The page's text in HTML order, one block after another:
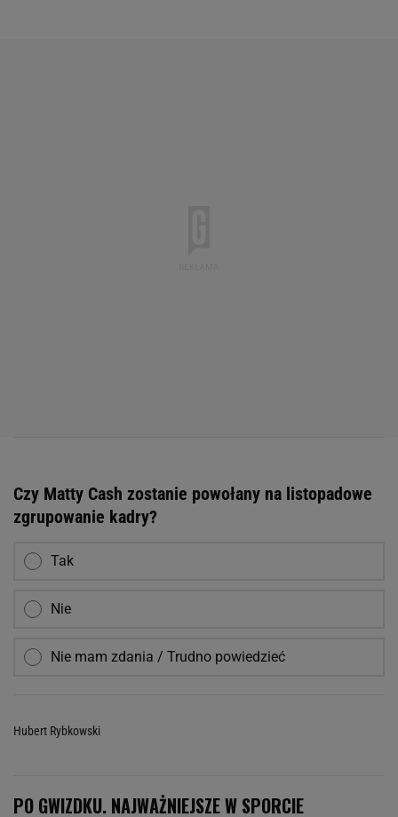
Czy Matty Cash zostanie powołany na listopadowe
zgrupowanie kadry?
Tak
Nie
Nie mam zdania / Trudno powiedzieć
Hubert Rybkowski